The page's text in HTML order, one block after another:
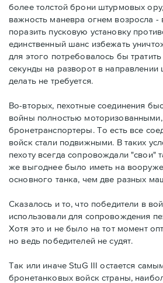
более толстой брони штурмовых
важность маневра огнем возросла
поразить пусковую установку
единственный шанс избежать
для этого потребовалось бы
секунды на разворот в направлении
делать не требуется.
Во-вторых, пехотные соединения
войны полностью
бронетранспортеры. То есть все
войск стали подвижными. В таких
пехоту всегда сопровождали "свои"
же выгоднее было иметь на
основного танка, чем две разных
Сказалось и то, что победители в
использовали для сопровождения
Хотя это и не было на тот момент
но ведь победителей не судят.
Так или иначе StuG III остается
бронетанковых войск страны,